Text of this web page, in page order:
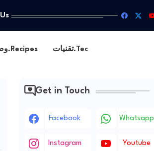
وصفات.Recipes تقنيات.Tec
Get in Touch
Facebook Whatsapp
Instagram Youtube